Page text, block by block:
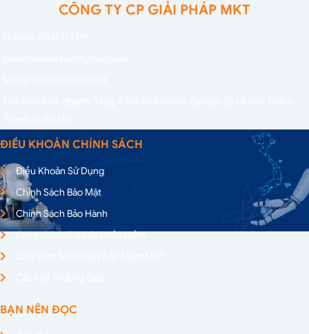
CÔNG TY CP GIẢI PHÁP MKT
ĐIỀU KHOẢN CHÍNH SÁCH
Điều Khoản Sử Dụng
Chính Sách Bảo Mật
Chính Sách Bảo Hành
Chính Sách Cài Đặt Phần Mềm
BẠN NÊN ĐỌC